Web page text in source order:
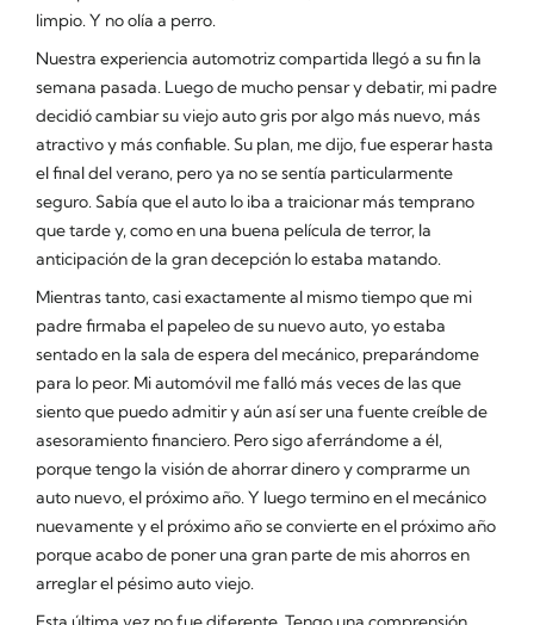
limpio. Y no olía a perro.
Nuestra experiencia automotriz compartida llegó a su fin la
semana pasada. Luego de mucho pensar y debatir, mi padre
decidió cambiar su viejo auto gris por algo más nuevo, más
atractivo y más confiable. Su plan, me dijo, fue esperar hasta
el final del verano, pero ya no se sentía particularmente
seguro. Sabía que el auto lo iba a traicionar más temprano
que tarde y, como en una buena película de terror, la
anticipaciónde la gran decepción lo estaba matando.
Mientras tanto, casi exactamente al mismo tiempo que mi
padre firmaba el papeleo de su nuevo auto, yo estaba
sentado en la sala de espera del mecánico, preparándome
para lo peor. Mi automóvil me falló más veces de las que
siento que puedo admitir y aún así ser una fuente creíble de
asesoramiento financiero. Pero sigo aferrándome a él,
porque tengo la visión de ahorrar dinero y comprarme un
auto nuevo, el próximo año. Y luego termino en el mecánico
nuevamente y el próximo año se convierte enel próximoaño
porque acabo de poner una gran parte de mis ahorros en
arreglar el pésimo auto viejo.